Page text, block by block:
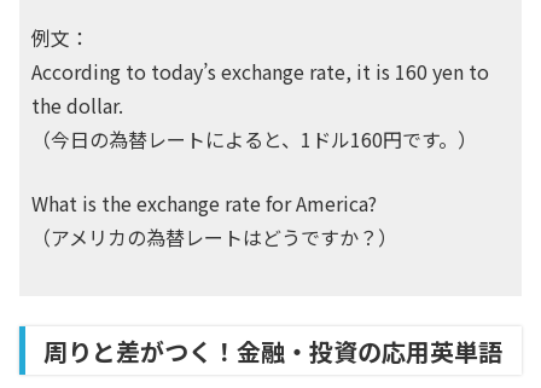
例文：
According to today’s exchange rate, it is 160 yen to
the dollar.
（今日の為替レートによると、1ドル160円です。）
What is the exchange rate for America?
（アメリカの為替レートはどうですか？）
周りと差がつく！金融・投資の応用英単語